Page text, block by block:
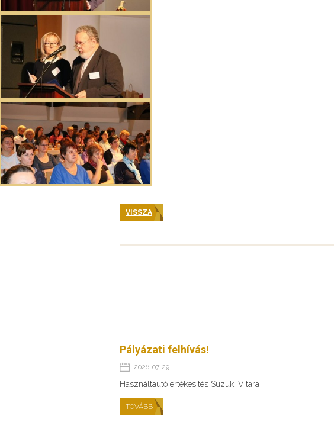
VISSZA
Pályázati felhívás!
2026. 07. 29.
Használtautó értékesítés Suzuki Vitara
TOVÁBB